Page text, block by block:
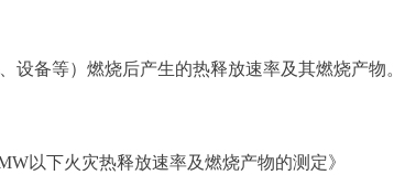
备等）燃烧后产生的热释放速率及其燃烧产物。
以下火灾热释放速率及燃烧产物的测定》